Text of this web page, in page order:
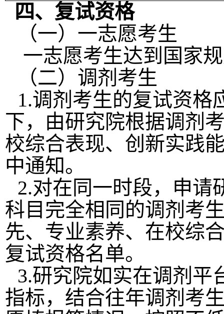
四、复试资格
（一） 一志愿考生
一志愿考生达到国家
（二）调剂考生
1.调剂考生的复试资格
下，由研究院根据调剂
校综合表现、创新实践
中通知。
2.对在同一时段，申请
科目完全相同的调剂考
先、专业素养、在校综
复试资格名单。
3.研究院如实在调剂平
指标，结合往年调剂考